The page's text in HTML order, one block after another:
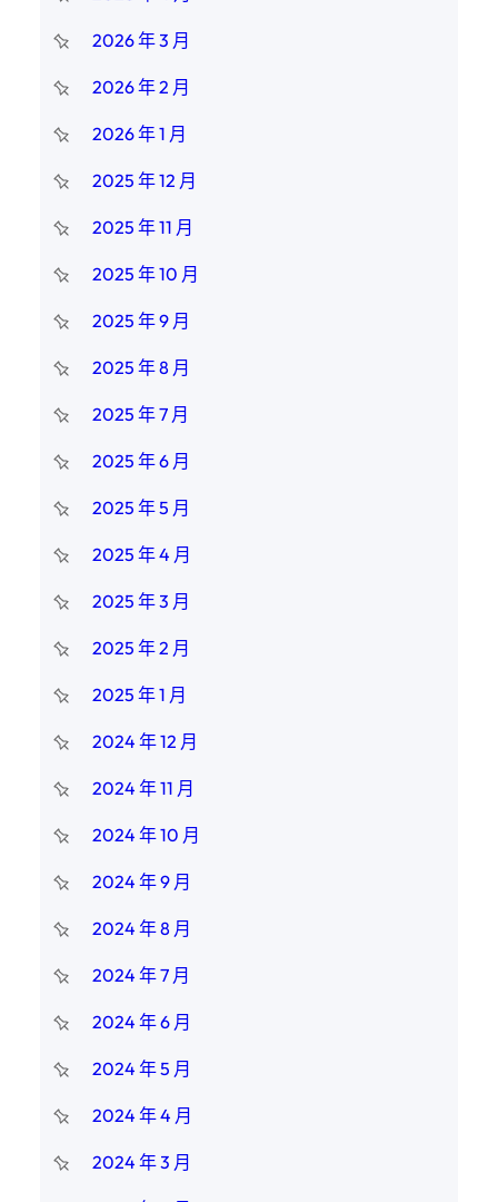
2026 年 3 月
2026 年 2 月
2026 年 1 月
2025 年 12 月
2025 年 11 月
2025 年 10 月
2025 年 9 月
2025 年 8 月
2025 年 7 月
2025 年 6 月
2025 年 5 月
2025 年 4 月
2025 年 3 月
2025 年 2 月
2025 年 1 月
2024 年 12 月
2024 年 11 月
2024 年 10 月
2024 年 9 月
2024 年 8 月
2024 年 7 月
2024 年 6 月
2024 年 5 月
2024 年 4 月
2024 年 3 月